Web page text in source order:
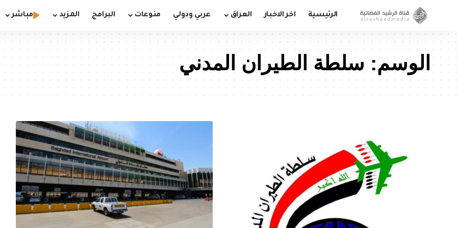
الرئيسية اخر الاخبار العراق عربي ودولي منوعات البرامج المزيد مباشر
الوسم: سلطة الطيران المدني